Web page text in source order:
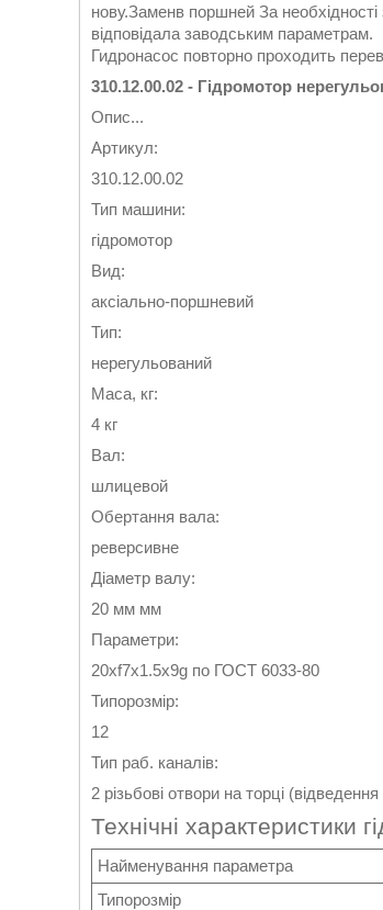
нову.Заменв поршней За
відповідала заводським параметрам.
Гидронасос повторно проходить
310.12.00.02 - Гідромотор
Опис...
Артикул:
310.12.00.02
Тип машини:
гідромотор
Вид:
аксіально-поршневий
Тип:
нерегульований
Маса, кг:
4 кг
Вал:
шлицевой
Обертання вала:
реверсивне
Діаметр валу:
20 мм мм
Параметри:
20хf7x1.5x9g по ГОСТ 6033-80
Типорозмір:
12
Тип раб. каналів:
2 різьбові отвори на торці
Технічні характеристики
Найменування параметра
Типорозмір